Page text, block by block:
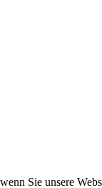
Sie unsere